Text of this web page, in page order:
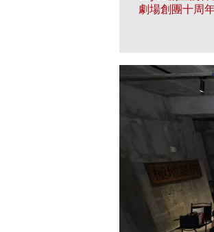
劇場創團十周